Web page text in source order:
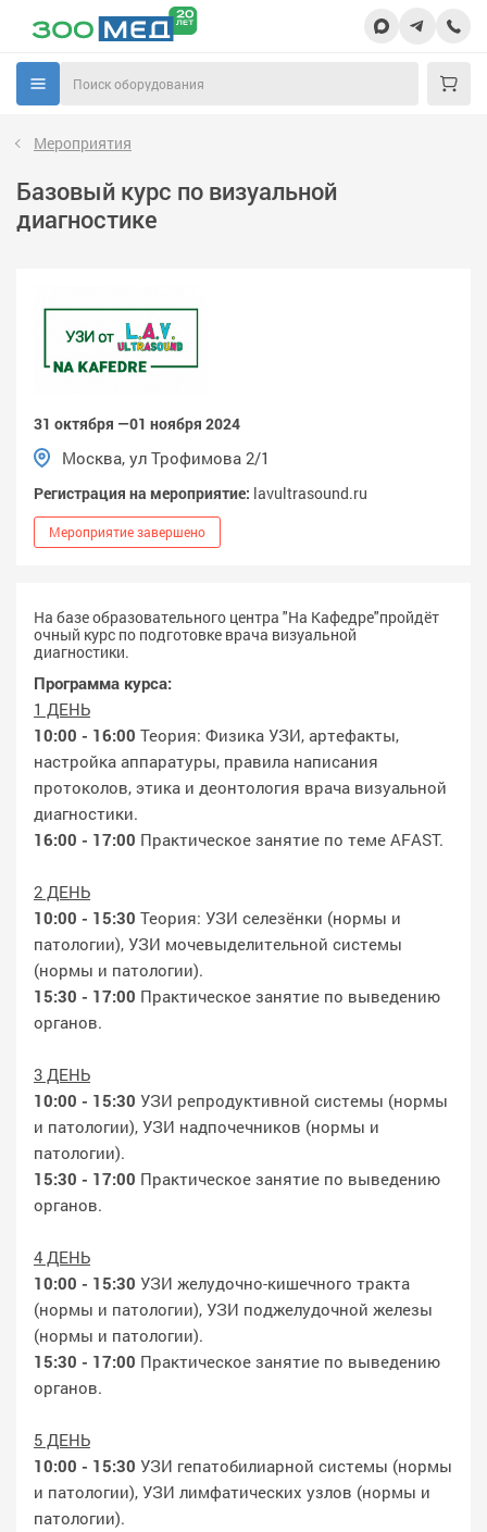
Мероприятия
Базовый курс по визуальной
диагностике
31 октября —01 ноября 2024
Москва, ул Трофимова 2/1
Регистрация на мероприятие: lavultrasound.ru
Мероприятие завершено
На базе образовательного центра "На Кафедре"пройдёт
очный курс по подготовке врача визуальной
диагностики.
Программа курса:
1 ДЕНЬ
10:00 - 16:00 Теория: Физика УЗИ, артефакты,
настройка аппаратуры, правила написания
протоколов, этика и деонтология врача визуальной
диагностики.
16:00 - 17:00 Практическое занятие по теме AFAST.
2 ДЕНЬ
10:00 - 15:30 Теория: УЗИ селезёнки (нормы и
патологии), УЗИ мочевыделительной системы
(нормы и патологии).
15:30 - 17:00 Практическое занятие по выведению
органов.
3 ДЕНЬ
10:00 - 15:30 УЗИ репродуктивной системы (нормы
и патологии), УЗИ надпочечников (нормы и
патологии).
15:30 - 17:00 Практическое занятие по выведению
органов.
4 ДЕНЬ
10:00 - 15:30 УЗИ желудочно-кишечного тракта
(нормы и патологии), УЗИ поджелудочной железы
(нормы и патологии).
15:30 - 17:00 Практическое занятие по выведению
органов.
5 ДЕНЬ
10:00 - 15:30 УЗИ гепатобилиарной системы (нормы
и патологии), УЗИ лимфатических узлов (нормы и
патологии).